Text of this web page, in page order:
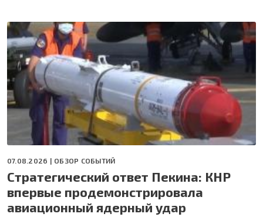
07.08.2026 | ОБЗОР СОБЫТИЙ
Стратегический ответ Пекина: КНР
впервые продемонстрировала
авиационный ядерный удар